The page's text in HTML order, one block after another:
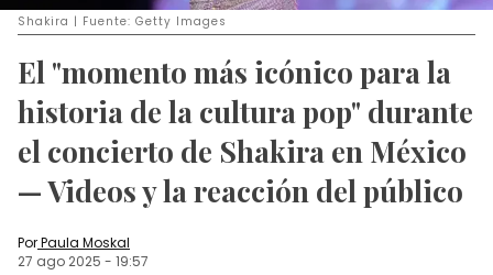
Shakira | Fuente: Getty Images
El "momento más icónico para la
historia de la cultura pop" durante
el concierto de Shakira en México
— Videos y la reacción del público
PorPaula Moskal
27 ago 2025 - 19:57